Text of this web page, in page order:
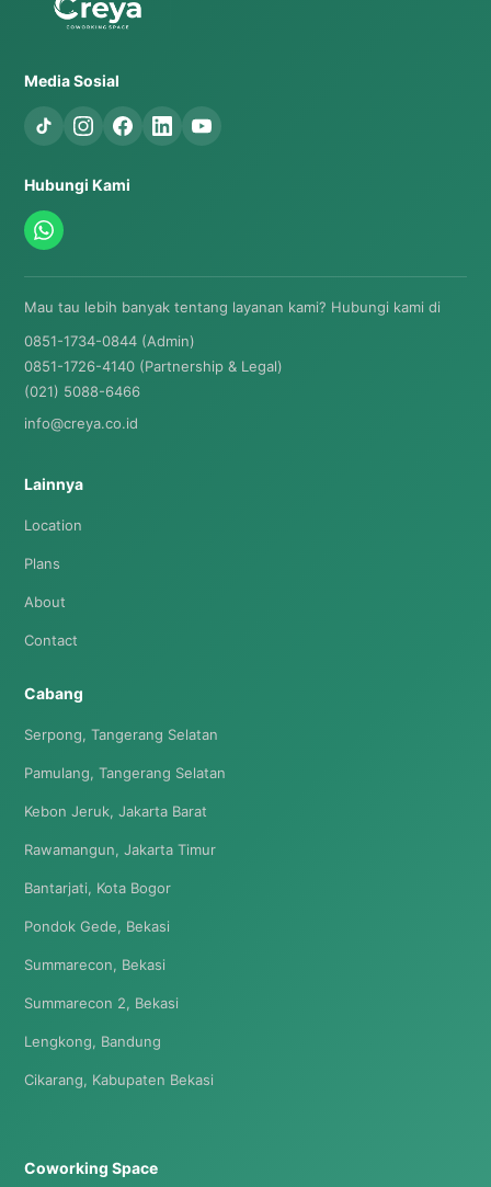
Media Sosial
Hubungi Kami
Mau tau lebih banyak tentang layanan kami? Hubungi kami di
0851-1734-0844 (Admin)
0851-1726-4140 (Partnership & Legal)
(021) 5088-6466
info@creya.co.id
Lainnya
Location
Plans
About
Contact
Cabang
Serpong, Tangerang Selatan
Pamulang, Tangerang Selatan
Kebon Jeruk, Jakarta Barat
Rawamangun, Jakarta Timur
Bantarjati, Kota Bogor
Pondok Gede, Bekasi
Summarecon, Bekasi
Summarecon 2, Bekasi
Lengkong, Bandung
Cikarang, Kabupaten Bekasi
Coworking Space